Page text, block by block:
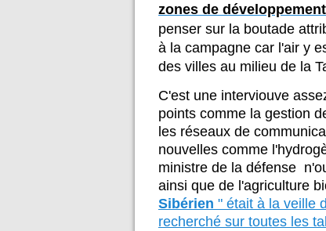
zones de
penser sur la boutade
à la campagne car l'air y
des villes au milieu de la
C'est une interviouve
points comme la gestion
les réseaux de
nouvelles comme
ministre de la défense
ainsi que de l'agriculture
Sibérien " était à la veille
recherché sur toutes les